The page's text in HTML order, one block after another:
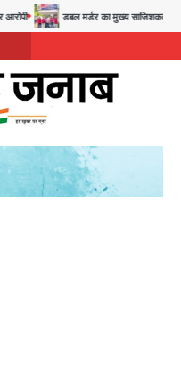
डबल मर्डर का मुख्य साजिशकर्ता क्राइम